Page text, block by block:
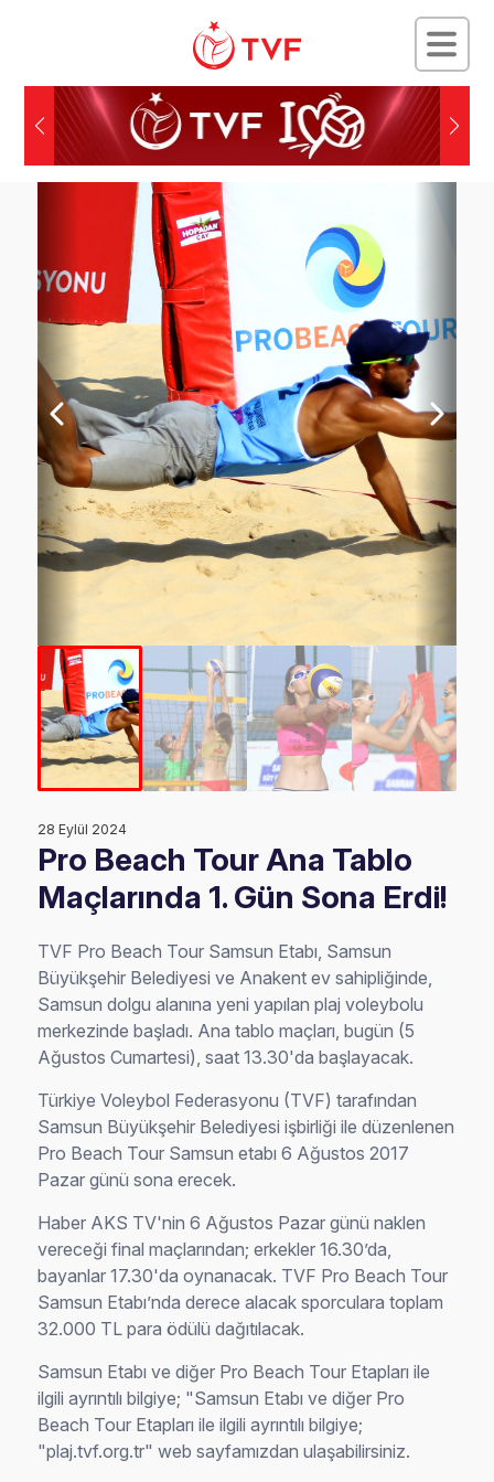
28 Eylül 2024
Pro Beach Tour Ana Tablo
Maçlarında 1. Gün Sona Erdi!
TVF Pro Beach Tour Samsun Etabı, Samsun
Büyükşehir Belediyesi ve Anakent ev sahipliğinde,
Samsun dolgu alanına yeni yapılan plaj voleybolu
merkezinde başladı. Ana tablo maçları, bugün (5
Ağustos Cumartesi), saat 13.30'da başlayacak.
Türkiye Voleybol Federasyonu (TVF) tarafından
Samsun Büyükşehir Belediyesi işbirliği ile düzenlenen
Pro Beach Tour Samsun etabı 6 Ağustos 2017
Pazar günü sona erecek.
Haber AKS TV'nin 6 Ağustos Pazar günü naklen
vereceği final maçlarından; erkekler 16.30’da,
bayanlar 17.30'da oynanacak. TVF Pro Beach Tour
Samsun Etabı’nda derece alacak sporculara toplam
32.000 TL para ödülü dağıtılacak.
Samsun Etabı ve diğer Pro Beach Tour Etapları ile
ilgili ayrıntılı bilgiye; "Samsun Etabı ve diğer Pro
Beach Tour Etapları ile ilgili ayrıntılı bilgiye;
"plaj.tvf.org.tr" web sayfamızdan ulaşabilirsiniz.